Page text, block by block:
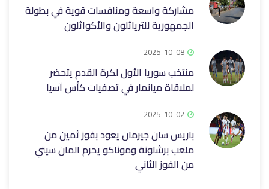
مشاركة واسعة ومنافسات قوية في بطولة
الجمهورية للترياثلون والأكواثلون
2025-10-08
منتخب سوريا الأول لكرة القدم يتحضر
لملاقاة ميانمار في تصفيات كأس آسيا
2025-10-02
باريس سان جيرمان يعود بفوز ثمين من
ملعب برشلونة وموناكو يحرم المان سيتي
من الفوز الثاني